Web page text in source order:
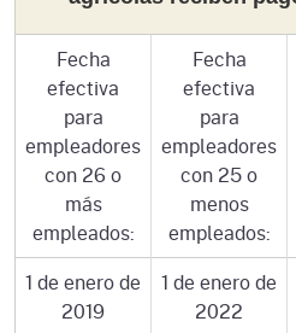
Fecha
efectiva
para
empleadores
con 26 o
más
empleados:
Fecha
efectiva
para
empleadores
con 25 o
menos
empleados:
1 de enero de
2019
1 de enero de
2022